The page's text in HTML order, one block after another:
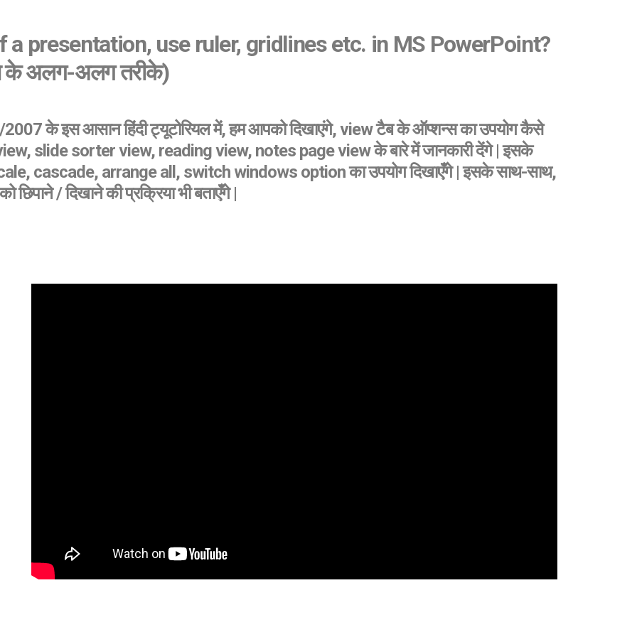
a presentation, use ruler, gridlines etc. in MS PowerPoint?
के अलग-अलग तरीके)
के इस आसान हिंदी ट्यूटोरियल में, हम आपको दिखाएंगे, view टैब के ऑप्शन्स का उपयोग कैसे
slide sorter view, reading view, notes page view के बारे में जानकारी देंगे | इसके
cascade, arrange all, switch windows option का उपयोग दिखाएँगे | इसके साथ-साथ,
/ दिखाने की प्रक्रिया भी बताएँगे |